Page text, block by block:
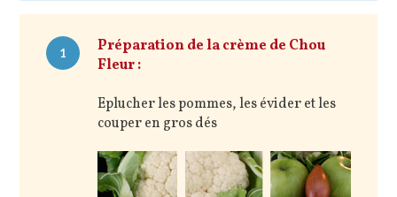
1
Préparation de la crème de Chou
Fleur :
Eplucher les pommes, les évider et les
couper en gros dés